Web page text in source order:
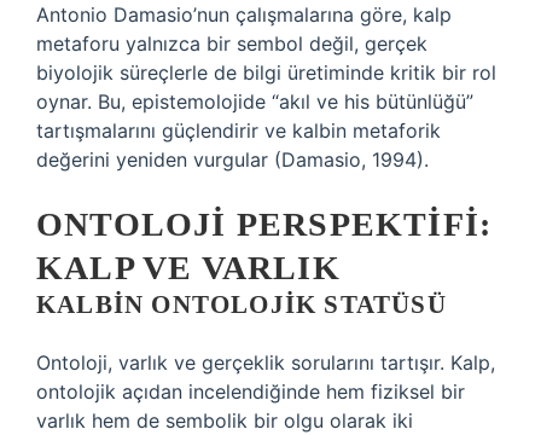
Antonio Damasio’nun çalışmalarına göre, kalp
metaforu yalnızca bir sembol değil, gerçek
biyolojik süreçlerle de bilgi üretiminde kritik bir rol
oynar. Bu, epistemolojide “akıl ve his bütünlüğü”
tartışmalarını güçlendirir ve kalbin metaforik
değerini yeniden vurgular (Damasio, 1994).
ONTOLOJI PERSPEKTIFI:
KALP VE VARLIK
KALBIN ONTOLOJIK STATÜSÜ
Ontoloji, varlık ve gerçeklik sorularını tartışır. Kalp,
ontolojik açıdan incelendiğinde hem fiziksel bir
varlık hem de sembolik bir olgu olarak iki